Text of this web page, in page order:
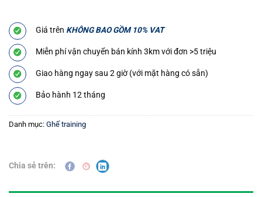
Giá trên KHÔNG BAO GỒM 10% VAT
Miễn phí vận chuyển bán kính 3km với đơn >5 triệu
Giao hàng ngay sau 2 giờ (với mặt hàng có sẵn)
Bảo hành 12 tháng
Danh mục: Ghế training
Chia sẻ trên: